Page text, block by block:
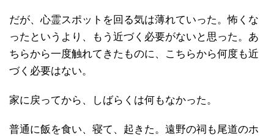
だが、心霊スポットを回る気は薄れていった。怖くな
ったというより、もう近づく必要がないと思った。あ
ちらから一度触れてきたものに、こちらから何度も近
づく必要はない。
家に戻ってから、しばらくは何もなかった。
普通に飯を食い、寝て、起きた。遠野の祠も尾道のホ